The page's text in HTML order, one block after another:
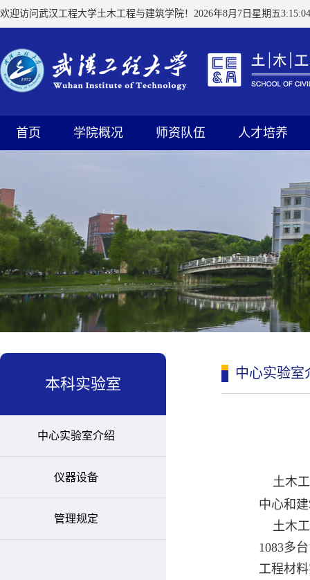
欢迎访问武汉工程大学土木工程与建筑学院！ 2026年8月7日星期五3:15:04
首页 学院概况 师资队伍 人才培养
本科实验室
中心实验室介绍
仪器设备
管理规定
中心实验室
土木工
中心和
土木工
1083多
工程材